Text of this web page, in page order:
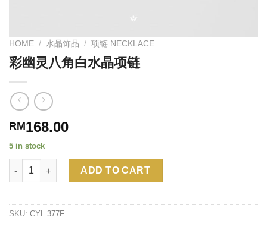
HOME / 水晶饰品 / 项链 NECKLACE
彩幽灵八角白水晶项链
RM168.00
5 in stock
Quantity ADD TO CART
SKU: CYL 377F